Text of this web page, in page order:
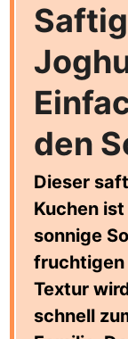
den
Dieser
Kuchen
sonnige
fruchtigen
Textur
schnell